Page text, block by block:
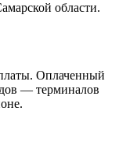
области.
Оплаченный
— терминалов